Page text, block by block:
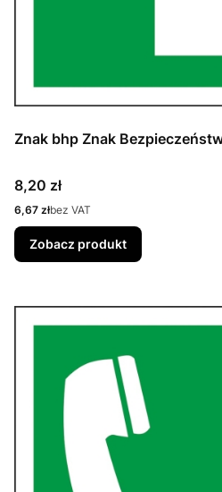
Znak bhp Znak
Cena
8,20 zł
Cena
6,67 złbez VAT
Zobacz produkt